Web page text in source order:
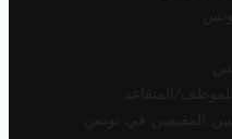
المتقاعد
المقيمين في تونس